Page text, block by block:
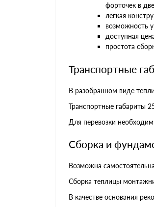
форточек в
легкая
возможность
доступная
простота
Транспортные
В разобранном виде
Транспортные габариты
Для перевозки
Сборка и
Возможна
Сборка теплицы
В качестве основания